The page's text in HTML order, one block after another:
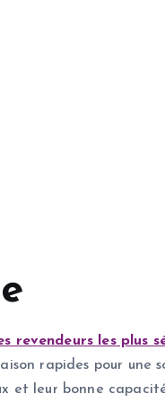
revendeurs les plus
rapides pour une
et leur bonne